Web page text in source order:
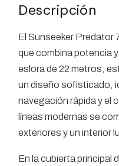
Descripción
El Sunseeker Predator
que combina potencia
eslora de 22 metros,
un diseño sofisticado,
navegación rápida y el
líneas modernas se
exteriores y un interior
En la cubierta principal